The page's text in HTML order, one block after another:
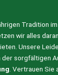
Tradition
wir alles
Unsere
sorgfältigen
. Vertrauen Sie